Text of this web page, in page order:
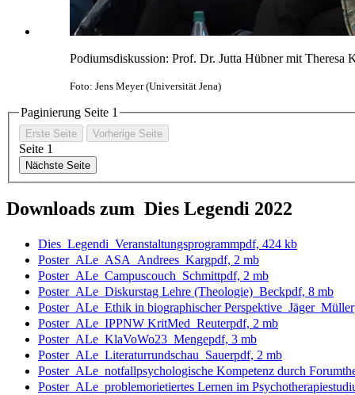
Podiumsdiskussion: Prof. Dr. Jutta Hübner mit Theresa
Foto: Jens Meyer (Universität Jena)
Paginierung Seite 1
Erste Seite Vorherige Seite
Seite 1
Nächste Seite
Downloads zum Dies Legendi 2022
Dies_Legendi_Veranstaltungsprogrammpdf, 424 kb
Poster_ALe_ASA_Andrees_Kargpdf, 2 mb
Poster_ALe_Campuscouch_Schmittpdf, 2 mb
Poster_ALe_Diskurstag Lehre (Theologie)_Beckpdf, 8 mb
Poster_ALe_Ethik in biographischer Perspektive_Jäger_Müller
Poster_ALe_IPPNW KritMed_Reuterpdf, 2 mb
Poster_ALe_KlaVoWo23_Mengepdf, 3 mb
Poster_ALe_Literaturrundschau_Sauerpdf, 2 mb
Poster_ALe_notfallpsychologische Kompetenz durch
Poster_ALe_problemorietiertes Lernen im